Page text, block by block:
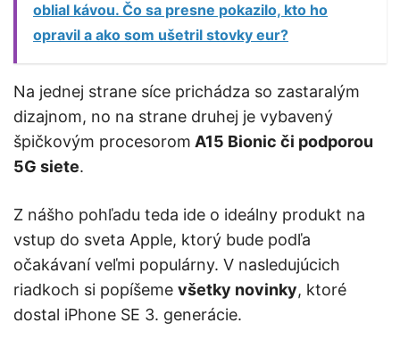
oblial kávou. Čo sa presne pokazilo, kto ho
opravil a ako som ušetril stovky eur?
Na jednej strane síce prichádza so zastaralým
dizajnom, no na strane druhej je vybavený
špičkovým procesorom A15 Bionic či podporou
5G siete.
Z nášho pohľadu teda ide o ideálny produkt na
vstup do sveta Apple, ktorý bude podľa
očakávaní veľmi populárny. V nasledujúcich
riadkoch si popíšeme všetky novinky, ktoré
dostal iPhone SE 3. generácie.